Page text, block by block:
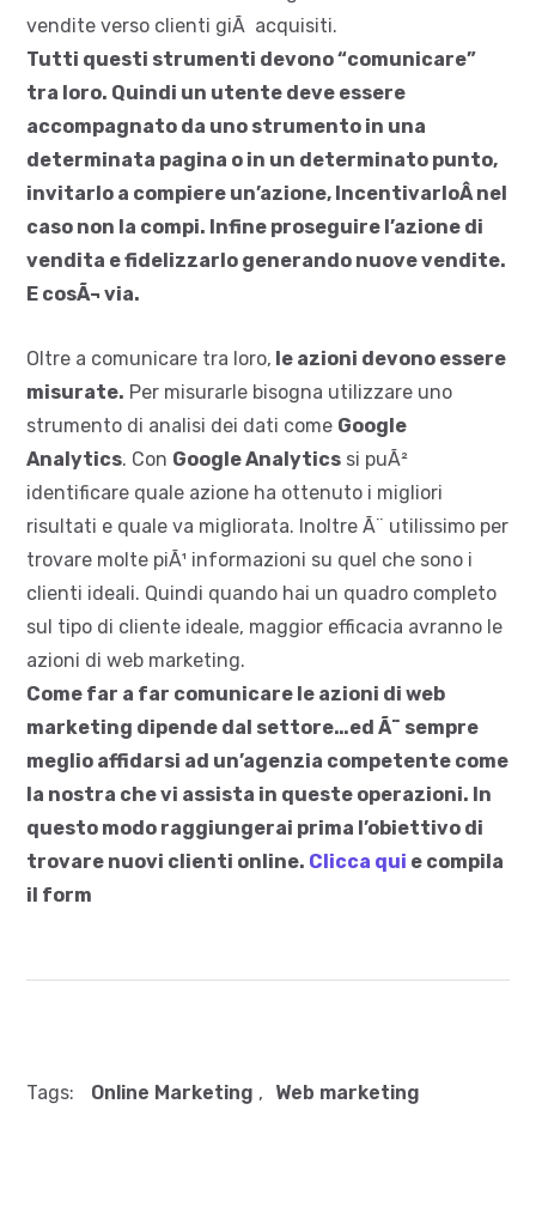
vendite verso clienti giÃ acquisiti.
Tutti questi strumenti devono “comunicare”
tra loro. Quindi un utente deve essere
accompagnato da uno strumento in una
determinata pagina o in un determinato punto,
invitarlo a compiere un’azione, IncentivarloÂ nel
caso non la compi. Infine proseguire l’azione di
vendita e fidelizzarlo generando nuove vendite.
E cosÃ¬ via.
Oltre a comunicare tra loro, le azioni devono essere
misurate. Per misurarle bisogna utilizzare uno
strumento di analisi dei dati come Google
Analytics. Con Google Analytics si puÃ²
identificare quale azione ha ottenuto i migliori
risultati e quale va migliorata. Inoltre Ã¨ utilissimo per
trovare molte piÃ¹ informazioni su quel che sono i
clienti ideali. Quindi quando hai un quadro completo
sul tipo di cliente ideale, maggior efficacia avranno le
azioni di web marketing.
Come far a far comunicare le azioni di web
marketing dipende dal settore…ed Ã¨ sempre
meglio affidarsi ad un’agenzia competente come
la nostra che vi assista in queste operazioni. In
questo modo raggiungerai prima l’obiettivo di
trovare nuovi clienti online. Clicca qui e compila
il form
Tags: Online Marketing , Web marketing